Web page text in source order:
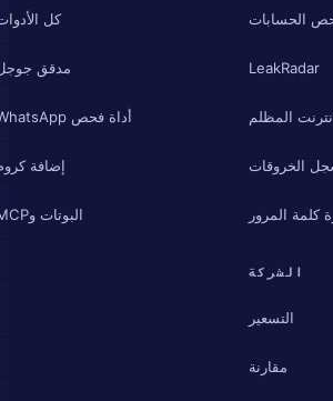
الحسابات
LeakRadar
المظلم
الخروقات
المرور
كل الأدوات
مدقق جوجل
أداة فحص WhatsApp
إضافة كروم
البوتات وMCP
الشركة
التسعير
مقارنة